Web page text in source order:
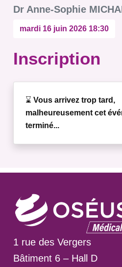
eDr Anne-Sophie
mardi 16 juin 2026 18:30
Inscription
⌛ Vous arrivez trop tard,
malheureusement cet
terminé...
1 rue des Vergers
Bâtiment 6 – Hall D